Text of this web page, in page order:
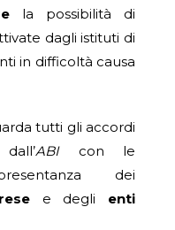
la possibilità di
dagli istituti di
in difficoltà causa
tutti gli accordi
ABIcon le
dei
e degli enti